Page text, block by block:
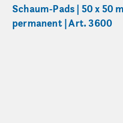
Schaum-Pads | 50 x 50
permanent | Art. 3600